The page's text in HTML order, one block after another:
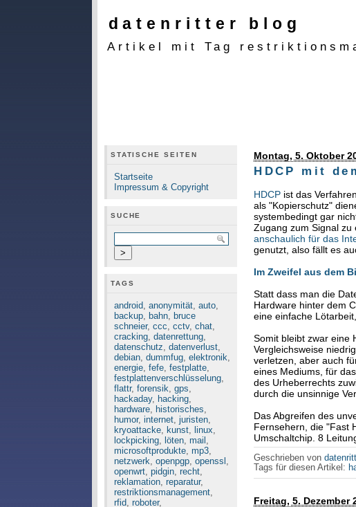
datenritter blog
Artikel mit Tag
STATISCHE SEITEN
Startseite
Impressum & Copyright
SUCHE
TAGS
android, anonymität, auto,
backup, bahn, bruce
schneier, ccc, cctv, chat,
cracking, datenrettung,
datenschutz, datenverlust,
debian, dummfug, elektronik,
energie, fefe, festplatte,
festplattenverschlüsselung,
flattr, forensik, gps,
hackaday, hacking,
hardware, historisches,
humor, internet, juristen,
kryoattacke, kunst, linux,
lockpicking, löten, mail ,
microsoftprodukte, mp3,
netzwerk, openpgp, openssl ,
openwrt, pidgin, recht,
reklamation, reparatur,
restriktionsmanagement,
rfid, roboter,
Montag, 5. Oktober
HDCP mit
HDCP ist das
als "Kopierschutz"
systembedingt gar
Zugang zum Signal
anschaulich für das
genutzt, also fällt es
Im Zweifel aus dem
Statt dass man die
Hardware hinter dem
eine einfache
Somit bleibt zwar eine
Vergleichsweise
verletzen, aber auch
eines Mediums, für
des Urheberrechts
durch die unsinnige
Das Abgreifen des
Fernsehern, die "Fast
Umschaltchip. 8
Geschrieben von
Tags für diesen Artikel:
Freitag, 5. Dezember